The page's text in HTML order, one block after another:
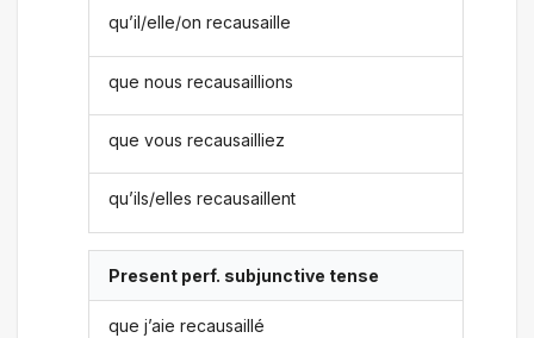
qu’il/elle/on recausaille
que nous recausaillions
que vous recausailliez
qu’ils/elles recausaillent
Present perf. subjunctive tense
que j’aie recausaillé